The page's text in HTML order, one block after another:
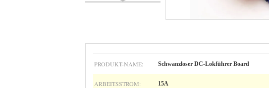
PRODUKT-NAME: Schwanzloser DC-Lokführer Board
ARBEITSSTROM: 15A